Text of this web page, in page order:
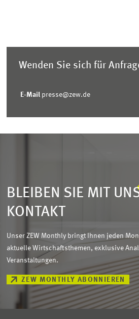
Wenden Sie sich für
E-Mail presse@zew.de
BLEIBEN SIE MIT
KONTAKT
Unser ZEW Monthly bringt Ihnen jeden
aktuelle Wirtschaftsthemen, exklusive
Veranstaltungen.
ZEW MONTHLY ABONNIEREN